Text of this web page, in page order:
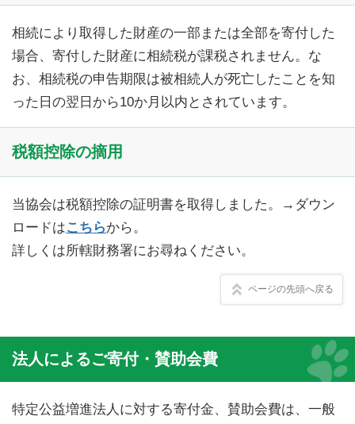
相続により取得した財産の一部または全部を寄付した
場合、寄付した財産に相続税が課税されません。な
お、相続税の申告期限は被相続人が死亡したことを知
った日の翌日から10か月以内とされています。
税額控除の摘用
当協会は税額控除の証明書を取得しました。→ダウン
ロードはこちらから。
詳しくは所轄財務署にお尋ねください。
ページの先頭へ戻る
法人によるご寄付・賛助会費
特定公益増進法人に対する寄付金、賛助会費は、一般